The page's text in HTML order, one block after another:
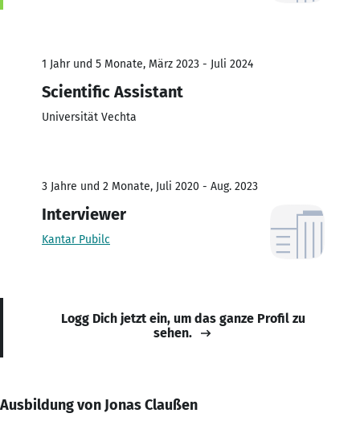
1 Jahr und 5 Monate, März 2023 - Juli 2024
Scientific Assistant
Universität Vechta
3 Jahre und 2 Monate, Juli 2020 - Aug. 2023
Interviewer
Kantar Pubilc
Logg Dich jetzt ein, um das ganze Profil zu
sehen.
Ausbildung von Jonas Claußen